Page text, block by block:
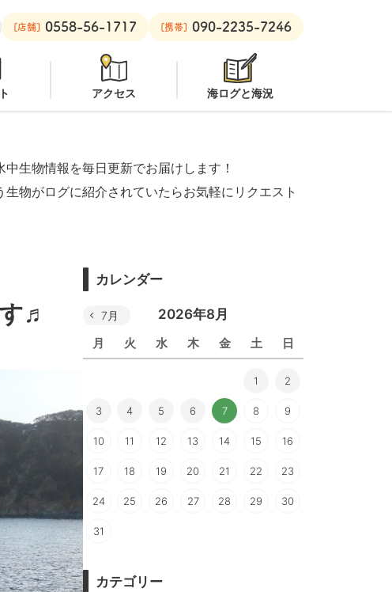
：潜水注意 安良里ボート： クローズ
[店舗] 0558-56-1717 [携帯] 090-2235-7246
アクセス 海ログと海況
生物情報を毎日更新でお届けします！
生物がログに紹介されていたらお気軽にリクエスト
♬
カレンダー
2026年8月
月 火 水 木 金 土 日
7月
1 2
3 4 5 6 7 8 9
10 11 12 13 14 15 16
17 18 19 20 21 22 23
24 25 26 27 28 29 30
31
カテゴリー